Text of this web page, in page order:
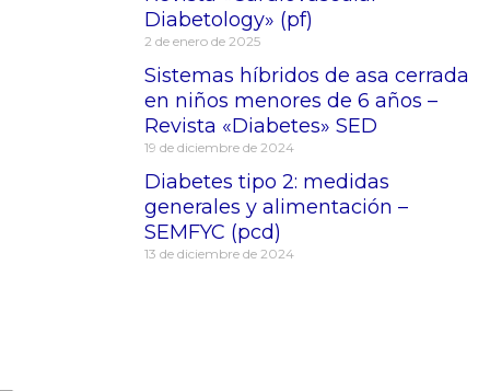
Diabetology» (pf)
2 de enero de 2025
Sistemas híbridos de asa cerrada
en niños menores de 6 años –
Revista «Diabetes» SED
19 de diciembre de 2024
Diabetes tipo 2: medidas
generales y alimentación –
SEMFYC (pcd)
13 de diciembre de 2024